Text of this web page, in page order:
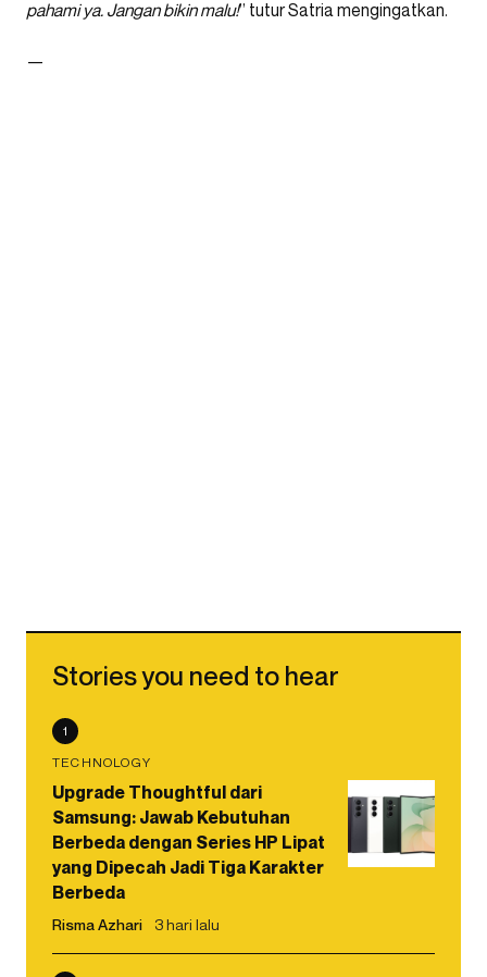
pahami ya. Jangan bikin malu!” tutur Satria mengingatkan.
—
Stories you need to hear
1
TECHNOLOGY
Upgrade Thoughtful dari
Samsung: Jawab Kebutuhan
Berbeda dengan Series HP Lipat
yang Dipecah Jadi Tiga Karakter
Berbeda
Risma Azhari 3 hari lalu